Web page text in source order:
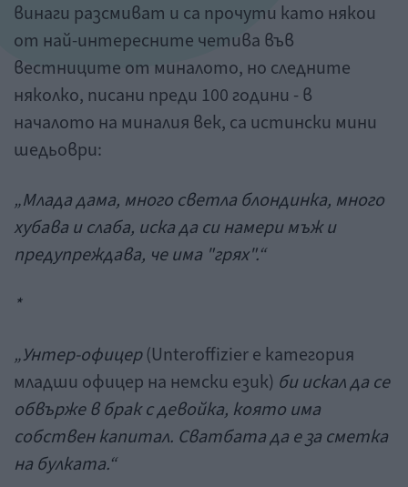
винаги разсмиват и са прочути като някои
от най-интересните четива във
вестниците от миналото, но следните
няколко, писани преди 100 години - в
началото на миналия век, са истински мини
шедьоври:
„Млададама, много светла блондинка, много
хубава ислаба, иска да си намери мъж и
предупреждава, чеима "грях".“
*
„Унтер-офицер(Unteroffizier е категория
младши офицер на немски език) би искал да се
обвърже в брак с девойка, която има
собствен капитал. Сватбата да е за сметка
на булката.“